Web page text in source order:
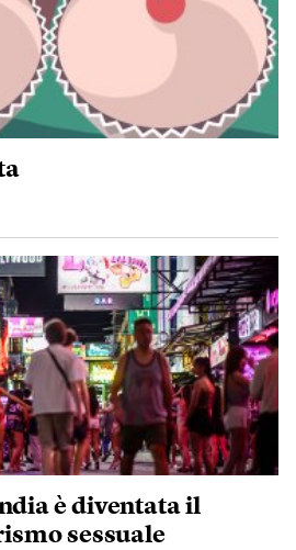
è diventata il
sessuale